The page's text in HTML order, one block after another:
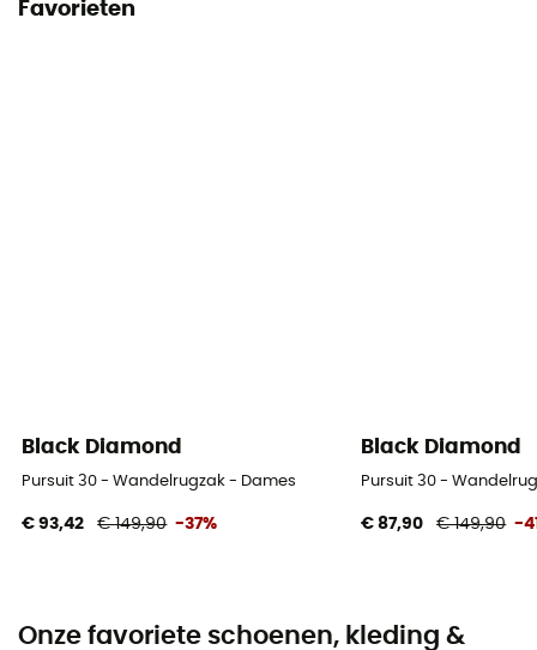
Favorieten
Black Diamond
Pursuit 30 - Wandelrugzak - Dames
€ 93,42 € 149,90 -37%
Black Diamond
Pursuit 30 -
€ 87,90 € 149,90 -
Onze favoriete schoenen, kleding &